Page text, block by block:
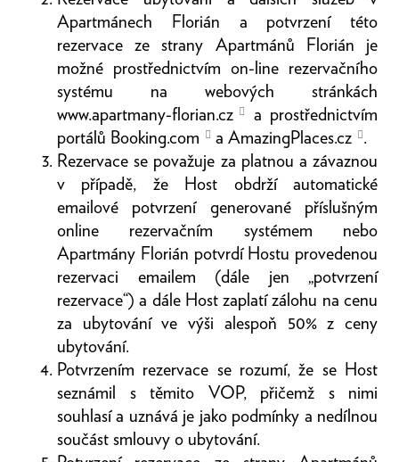
Apartmánech Florián a potvrzení této
rezervace ze strany Apartmánů Florián je
možné prostřednictvím on-line rezervačního
systému na webových stránkách
www.apartmany-florian.cz
a prostřednictvím
portálů Booking.com a AmazingPlaces.cz .
Rezervace se považuje za platnou a závaznou
v případě, že Host obdrží automatické
emailové potvrzení generované příslušným
online rezervačním systémem nebo
Apartmány Florián potvrdí Hostu provedenou
rezervaci emailem (dále jen „potvrzení
rezervace“) a dále Host zaplatí zálohu na cenu
za ubytování ve výši alespoň 50% z ceny
ubytování.
Potvrzením rezervace se rozumí, že se Host
seznámil s těmito VOP, přičemž s nimi
souhlasí a uznává je jako podmínky a nedílnou
součást smlouvy o ubytování.